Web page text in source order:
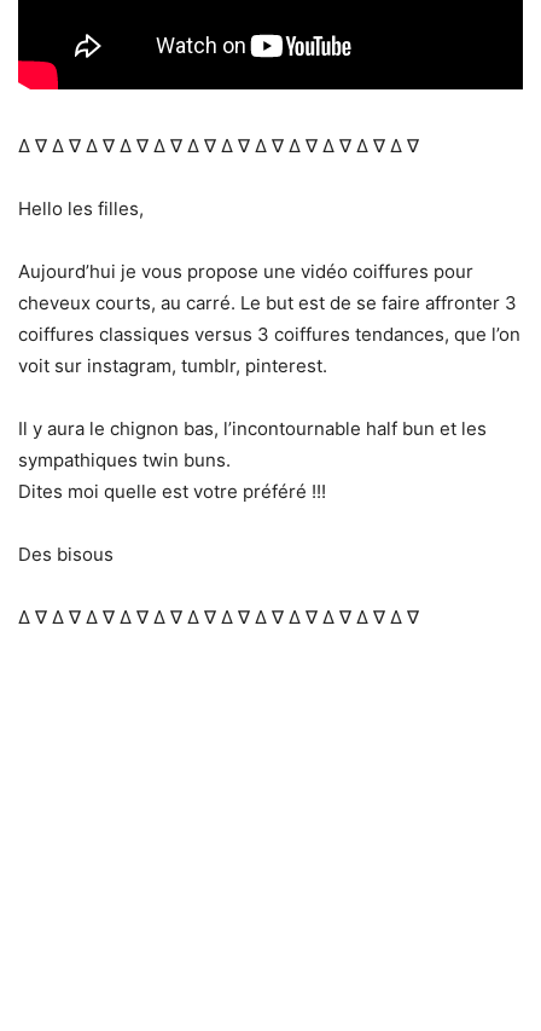
Δ ∇ Δ ∇ Δ ∇ Δ ∇ Δ ∇ Δ ∇ Δ ∇ Δ ∇ Δ ∇ Δ ∇ Δ ∇ Δ ∇
Hello les filles,
Aujourd’hui je vous propose une vidéo coiffures pour
cheveux courts, au carré. Le but est de se faire affronter 3
coiffures classiques versus 3 coiffures tendances, que l’on
voit sur instagram, tumblr, pinterest.
Il y aura le chignon bas, l’incontournable half bun et les
sympathiques twin buns.
Dites moi quelle est votre préféré !!!
Des bisous
Δ ∇ Δ ∇ Δ ∇ Δ ∇ Δ ∇ Δ ∇ Δ ∇ Δ ∇ Δ ∇ Δ ∇ Δ ∇ Δ ∇